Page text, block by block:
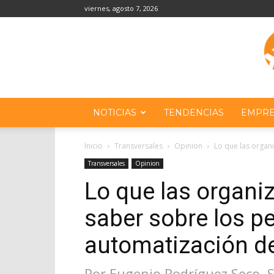
viernes, agosto 7, 2026
NOTICIAS TENDENCIAS
Inicio Transversales Opinion Lo que las
Transversales Opinion
Lo que las
saber sobre los
automatización